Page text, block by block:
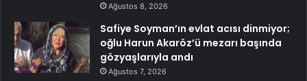
Ağustos 8, 2026
Safiye Soyman’ın evlat acısı dinmiyor;
oğlu Harun Akaröz’ü mezarı başında
gözyaşlarıyla andı
Ağustos 7, 2026